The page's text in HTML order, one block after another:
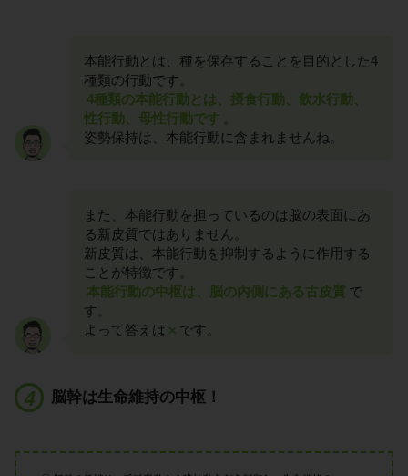
本能行動とは、種を保存することを目的とした4
種類の行動です。
4種類の本能行動とは、摂食行動、飲水行動、
性行動、母性行動です
姿勢保持は、本能行動に含まれませんね。
また、本能行動を担っているのは脳の表面にあ
る新皮質ではありません。
新皮質は、本能行動を抑制するように作用する
ことが特徴です。
本能行動の中枢は、脳の内側にある古皮質 で
す。
よって答えは × です。
脳幹は生命維持の中枢！